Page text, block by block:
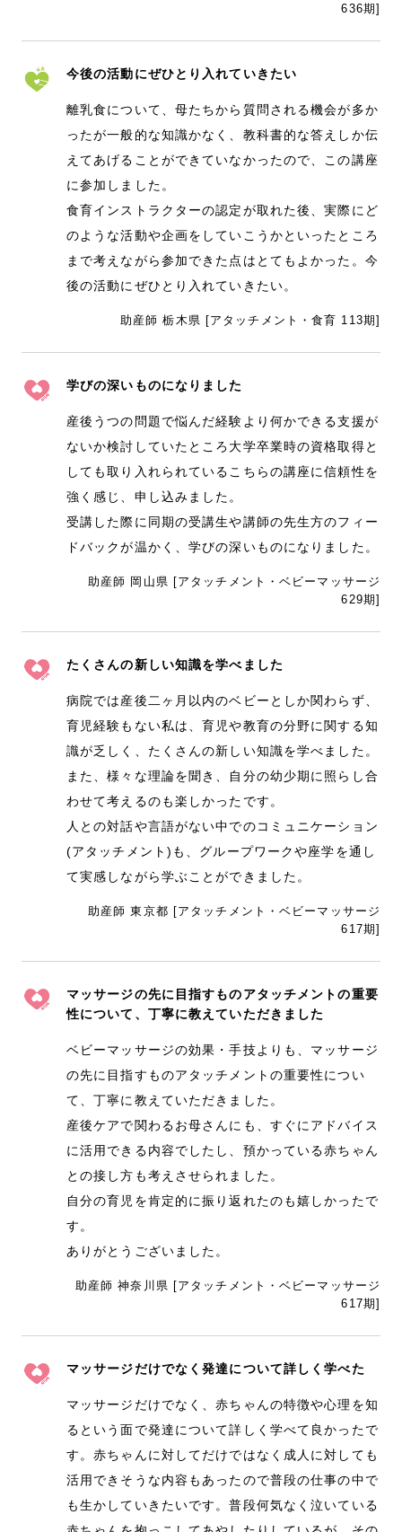
636期]
今後の活動にぜひとり入れていきたい
離乳食について、母たちから質問される機会が多か
ったが一般的な知識かなく、教科書的な答えしか伝
えてあげることができていなかったので、この講座
に参加しました。
食育インストラクターの認定が取れた後、実際にど
のような活動や企画をしていこうかといったところ
まで考えながら参加できた点はとてもよかった。今
後の活動にぜひとり入れていきたい。
助産師 栃木県 [アタッチメント・食育 113期]
学びの深いものになりました
産後うつの問題で悩んだ経験より何かできる支援が
ないか検討していたところ大学卒業時の資格取得と
しても取り入れられているこちらの講座に信頼性を
強く感じ、申し込みました。
受講した際に同期の受講生や講師の先生方のフィー
ドバックが温かく、学びの深いものになりました。
助産師 岡山県 [アタッチメント・ベビーマッサージ
629期]
たくさんの新しい知識を学べました
病院では産後二ヶ月以内のベビーとしか関わらず、
育児経験もない私は、育児や教育の分野に関する知
識が乏しく、たくさんの新しい知識を学べました。
また、様々な理論を聞き、自分の幼少期に照らし合
わせて考えるのも楽しかったです。
人との対話や言語がない中でのコミュニケーション
(アタッチメント)も、グループワークや座学を通し
て実感しながら学ぶことができました。
助産師 東京都 [アタッチメント・ベビーマッサージ
617期]
マッサージの先に目指すものアタッチメントの重要
性について、丁寧に教えていただきました
ベビーマッサージの効果・手技よりも、マッサージ
の先に目指すものアタッチメントの重要性につい
て、丁寧に教えていただきました。
産後ケアで関わるお母さんにも、すぐにアドバイス
に活用できる内容でしたし、預かっている赤ちゃん
との接し方も考えさせられました。
自分の育児を肯定的に振り返れたのも嬉しかったで
す。
ありがとうございました。
助産師 神奈川県 [アタッチメント・ベビーマッサージ
617期]
マッサージだけでなく発達について詳しく学べた
マッサージだけでなく、赤ちゃんの特徴や心理を知
るという面で発達について詳しく学べて良かったで
す。赤ちゃんに対してだけではなく成人に対しても
活用できそうな内容もあったので普段の仕事の中で
も生かしていきたいです。普段何気なく泣いている